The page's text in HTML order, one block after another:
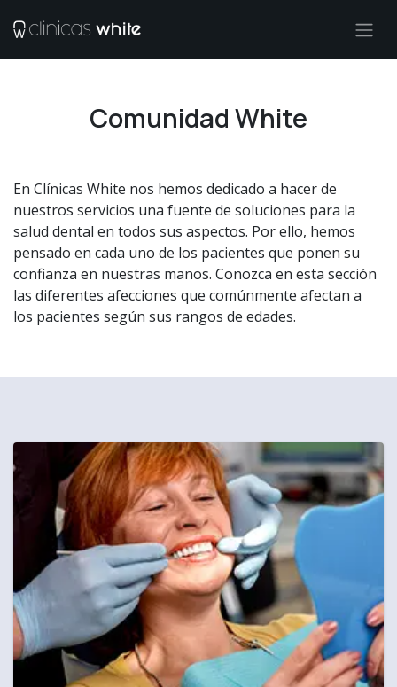
Comunidad White
En Clínicas White nos hemos dedicado a hacer de
nuestros servicios una fuente de soluciones para la
salud dental en todos sus aspectos. Por ello, hemos
pensado en cada uno de los pacientes que ponen su
confianza en nuestras manos. Conozca en esta sección
las diferentes afecciones que comúnmente afectan a
los pacientes según sus rangos de edades.